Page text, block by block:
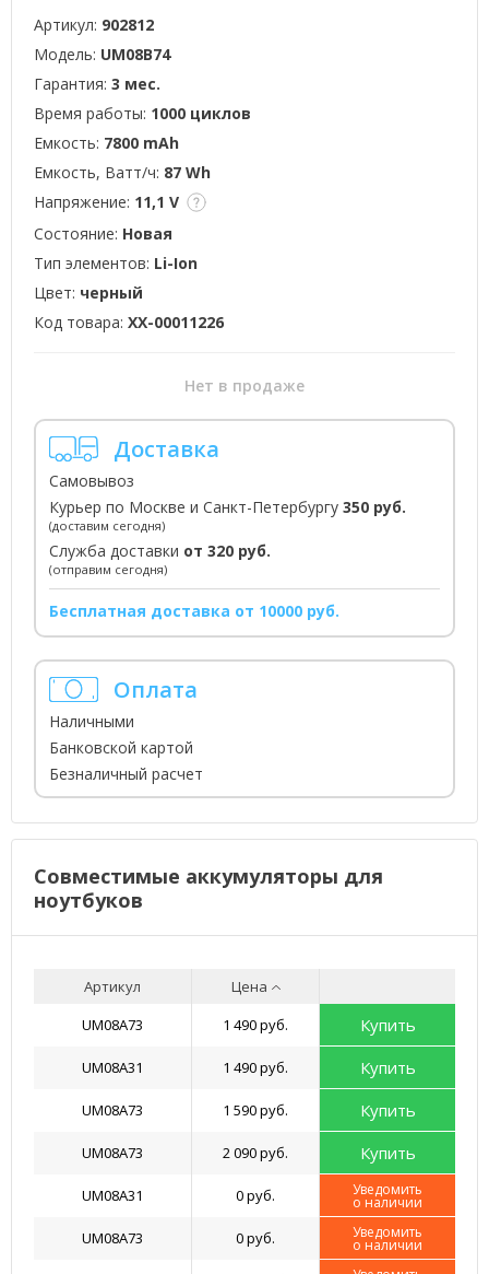
Артикул: 902812
Модель: UM08B74
Гарантия: 3 мес.
Время работы: 1000 циклов
Емкость: 7800 mAh
Емкость, Ватт/ч: 87 Wh
Напряжение: 11,1 V
Состояние: Новая
Тип элементов: Li-Ion
Цвет: черный
Код товара: XX-00011226
Нет в продаже
Доставка
Самовывоз
Курьер по Москве и Санкт-Петербургу 350 руб.
(доставим сегодня)
Служба доставки от 320 руб.
(отправим сегодня)
Бесплатная доставка от 10000 руб.
Оплата
Наличными
Банковской картой
Безналичный расчет
Совместимые аккумуляторы для
ноутбуков
Артикул
Цена
UM08A73
1 490 руб. Купить
UM08A31 1 490 руб. Купить
UM08A73 1 590 руб. Купить
UM08A73 2 090 руб. Купить
UM08A31 0 руб. Уведомить
о наличии
UM08A73 0 руб. Уведомить
о наличии